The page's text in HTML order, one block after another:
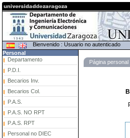
Bienvenido : Usuario no autenticado
Personal
Departamento
P.D.I.
Becarios Inv.
Becarios Col.
P.A.S.
P.A.S. NO RPT
P.A.S. RPT
Personal no DIEC
Página personal